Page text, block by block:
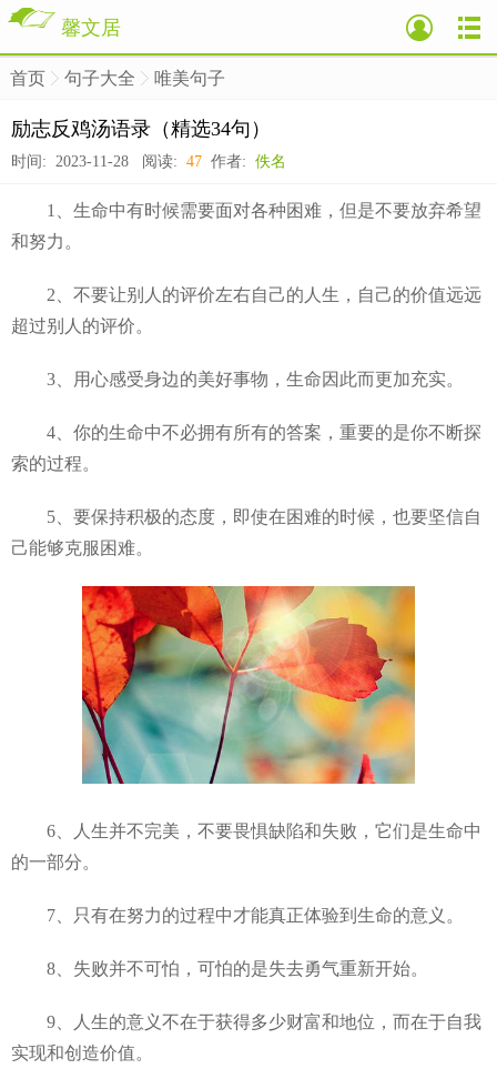
馨文居
首页 句子大全 唯美句子
励志反鸡汤语录（精选34句）
时间: 2023-11-28 阅读: 47 作者: 佚名
1、生命中有时候需要面对各种困难，但是不要放弃希望
和努力。
2、不要让别人的评价左右自己的人生，自己的价值远远
超过别人的评价。
3、用心感受身边的美好事物，生命因此而更加充实。
4、你的生命中不必拥有所有的答案，重要的是你不断探
索的过程。
5、要保持积极的态度，即使在困难的时候，也要坚信自
己能够克服困难。
6、人生并不完美，不要畏惧缺陷和失败，它们是生命中
的一部分。
7、只有在努力的过程中才能真正体验到生命的意义。
8、失败并不可怕，可怕的是失去勇气重新开始。
9、人生的意义不在于获得多少财富和地位，而在于自我
实现和创造价值。